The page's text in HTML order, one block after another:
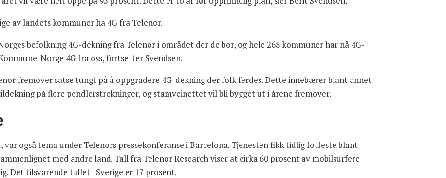
av landets kommuner ha 4G fra Telenor.
befolkning 4G-dekning fra Telenor i området der de bor, og hele 268 kommuner har nå 4G-
Norge 4G fra oss, fortsetter Svendsen.
fremover satse tungt på å oppgradere 4G-dekning der folk ferdes. Dette innebærer blant annet
på flere pendlerstrekninger, og stamveinettet vil bli bygget ut i årene fremover.
også tema under Telenors pressekonferanse i Barcelona. Tjenesten fikk tidlig fotfeste blant
med andre land. Tall fra Telenor Research viser at cirka 60 prosent av mobilsurfere
Det tilsvarende tallet i Sverige er 17 prosent.